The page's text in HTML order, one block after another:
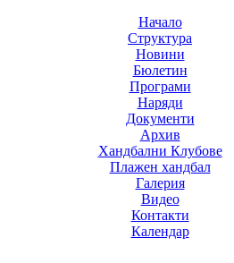
Начало
Структура
Новини
Бюлетин
Програми
Наряди
Документи
Архив
Хандбални Клубове
Плажен хандбал
Галерия
Видео
Контакти
Календар